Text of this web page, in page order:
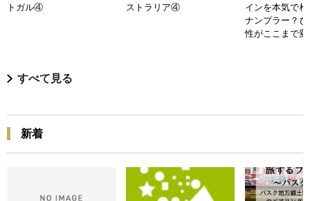
トガル④
ストラリア④
インを本気で
ナンプラー？
性がここまで
すべて見る
新着